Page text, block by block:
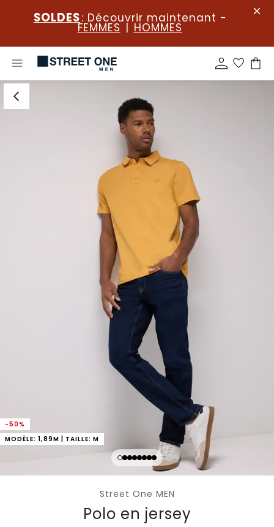
SOLDES: Découvrir maintenant -
FEMMES | HOMMES
-50%
MODÈLE: 1,89M | TAILLE: M
Street One MEN
Polo en jersey